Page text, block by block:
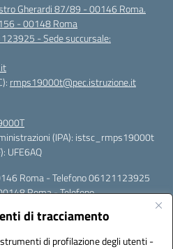
di tracciamento
di profilazione degli utenti -
Gherardi 87/89 - 00146 Roma.
- 00148 Roma
- Sede succursale:
rmps19000t@pec.istruzione.it
(IPA): istsc_rmps19000t
UFE6AQ
Roma - Telefono 06121123925
Roma - Telefono
PEC: rmps19000t@pec.istruzione.it
utilizzare esclusivamente